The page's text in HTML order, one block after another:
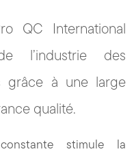
QC International
l’industrie des
grâce à une large
qualité.
stimule la